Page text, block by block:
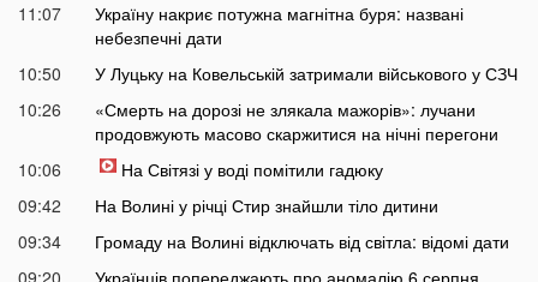
11:07
Україну накриє потужна магнітна буря: названі
небезпечні дати
10:50
У Луцьку на Ковельській затримали військового у СЗЧ
10:26
«Смерть на дорозі не злякала мажорів»: лучани
продовжують масово скаржитися на нічні перегони
10:06
На Світязі у воді помітили гадюку
09:42
На Волині у річці Стир знайшли тіло дитини
09:34
Громаду на Волині відключать від світла: відомі дати